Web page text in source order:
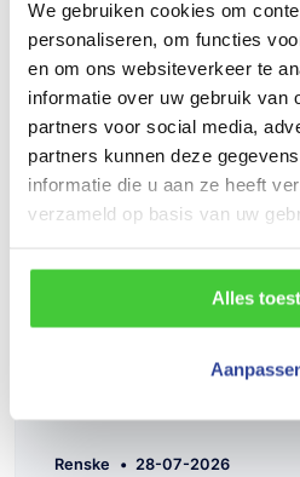
We gebruiken cookies om
personaliseren, om functies
en om ons websiteverkeer te
informatie over uw gebruik van
partners voor social media,
partners kunnen deze
informatie die u aan ze heeft
verzameld op basis van uw
Alles
trailer was volgens afspraak
kwam halen en de mensen
Renske • 28-07-2026